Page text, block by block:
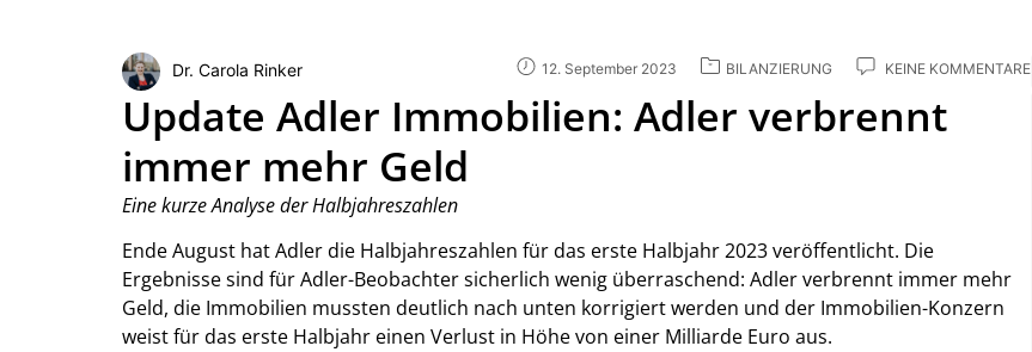
Dr. Carola Rinker 12. September 2023 BILANZIERUNG KEINE KOMMENTARE
Update Adler Immobilien: Adler verbrennt
immer mehr Geld
Eine kurze Analyse der Halbjahreszahlen
Ende August hat Adler die Halbjahreszahlen für das erste Halbjahr 2023 veröffentlicht. Die
Ergebnisse sind für Adler-Beobachter sicherlich wenig überraschend: Adler verbrennt immer mehr
Geld, die Immobilien mussten deutlich nach unten korrigiert werden und der Immobilien-Konzern
weist für das erste Halbjahr einen Verlust in Höhe von einer Milliarde Euro aus.